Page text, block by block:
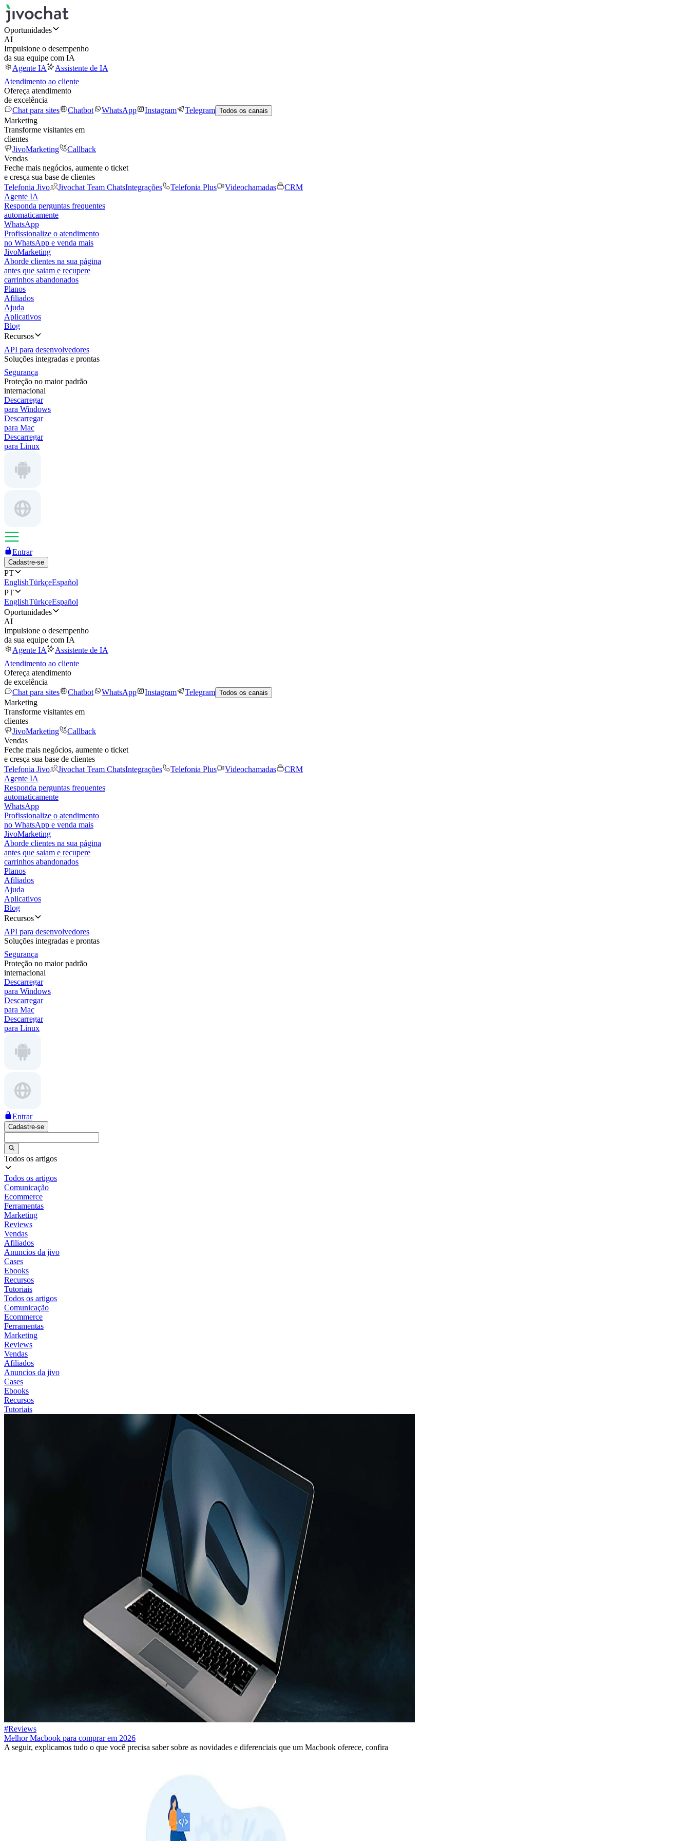
Oportunidades
AI
Impulsione o desempenho
da sua equipe com IA
Agente IA
Assistente de IA
Atendimento ao cliente
Ofereça atendimento
de excelência
Chat para sites
Chatbot WhatsApp Instagram Telegram Todos os canais
Marketing
Transforme visitantes em
clientes
JivoMarketing
Callback
Vendas
Feche mais negócios, aumente o ticket
e cresça sua base de clientes
Telefonia Jivo
Jivochat Team ChatsIntegrações Telefonia Plus Videochamadas
CRM
Agente IA
Responda perguntas frequentes
automaticamente
WhatsApp
Profissionalize o atendimento
no WhatsApp e venda mais
JivoMarketing
Aborde clientes na sua página
antes que saiam e recupere
carrinhos abandonados
Planos
Afiliados
Ajuda
Aplicativos
Blog
Recursos
API para desenvolvedores
Soluções integradas e prontas
Segurança
Proteção no maior padrão
internacional
Descarregar
para Windows
Descarregar
para Mac
Descarregar
para Linux
Entrar
Cadastre-se
PT
EnglishTürkçeEspañol
PT
EnglishTürkçeEspañol
Oportunidades
AI
Impulsione o desempenho
da sua equipe com IA
Agente IA
Assistente de IA
Atendimento ao cliente
Ofereça atendimento
de excelência
Chat para sites
Chatbot WhatsApp Instagram Telegram Todos os canais
Marketing
Transforme visitantes em
clientes
JivoMarketing
Callback
Vendas
Feche mais negócios, aumente o ticket
e cresça sua base de clientes
Telefonia Jivo
Jivochat Team ChatsIntegrações Telefonia Plus Videochamadas
CRM
Agente IA
Responda perguntas frequentes
automaticamente
WhatsApp
Profissionalize o atendimento
no WhatsApp e venda mais
JivoMarketing
Aborde clientes na sua página
antes que saiam e recupere
carrinhos abandonados
Planos
Afiliados
Ajuda
Aplicativos
Blog
Recursos
API para desenvolvedores
Soluções integradas e prontas
Segurança
Proteção no maior padrão
internacional
Descarregar
para Windows
Descarregar
para Mac
Descarregar
para Linux
Entrar
Cadastre-se
Todos os artigos
Todos os artigos
Comunicação
Ecommerce
Ferramentas
Marketing
Reviews
Vendas
Afiliados
Anuncios da jivo
Cases
Ebooks
Recursos
Tutoriais
Todos os artigos
Comunicação
Ecommerce
Ferramentas
Marketing
Reviews
Vendas
Afiliados
Anuncios da jivo
Cases
Ebooks
Recursos
Tutoriais
#Reviews
Melhor Macbook para comprar em 2026
A seguir, explicamos tudo o que você precisa saber sobre as novidades e diferenciais que um Macbook oferece, confira